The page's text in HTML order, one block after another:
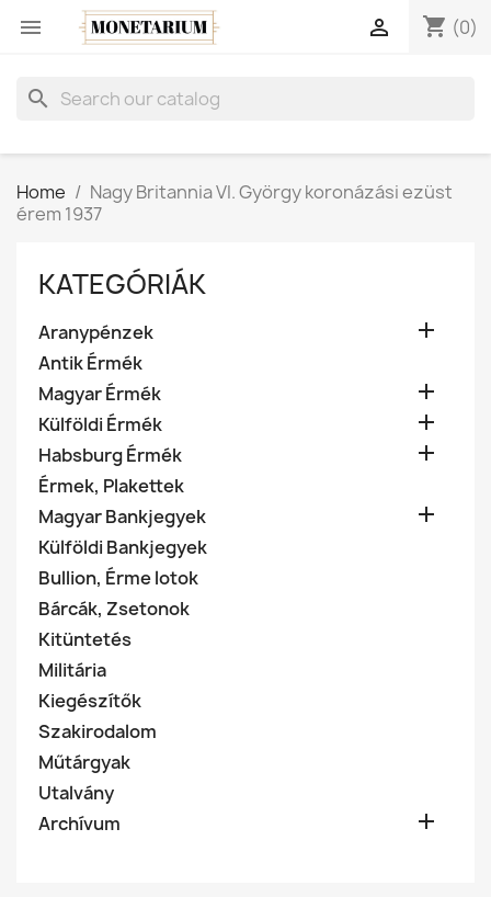
 shopping_cart (0)

search
Home
Nagy Britannia VI. György koronázási ezüst
érem 1937
KATEGÓRIÁK
Aranypénzek 
Antik Érmék
Magyar Érmék

Külföldi Érmék 
Habsburg Érmék 
Érmek, Plakettek
Magyar Bankjegyek

Külföldi Bankjegyek
Bullion, Érme lotok
Bárcák, Zsetonok
Kitüntetés
Militária
Kiegészítők
Szakirodalom
Műtárgyak
Utalvány
Archívum
